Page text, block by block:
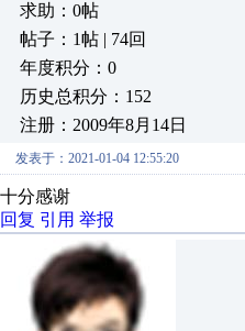
求助：0帖
帖子：1帖 | 74回
年度积分：0
历史总积分：152
注册：2009年8月14日
发表于：2021-01-04 12:55:20
十分感谢
回复 引用 举报